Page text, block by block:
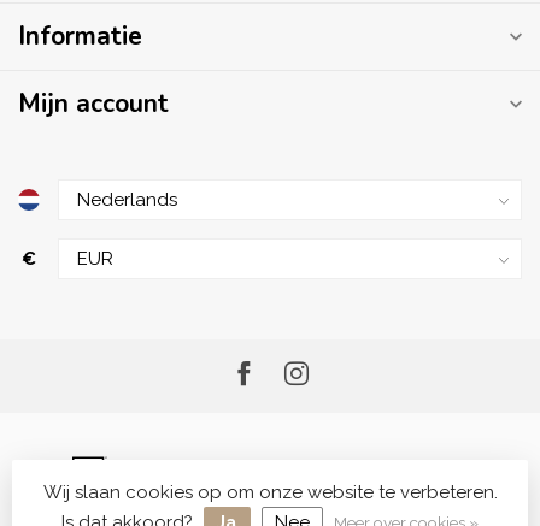
Informatie
Mijn account
€
© Copyright 2026 Me.Shop - Your Skincare Shop
Wij slaan cookies op om onze website te verbeteren.